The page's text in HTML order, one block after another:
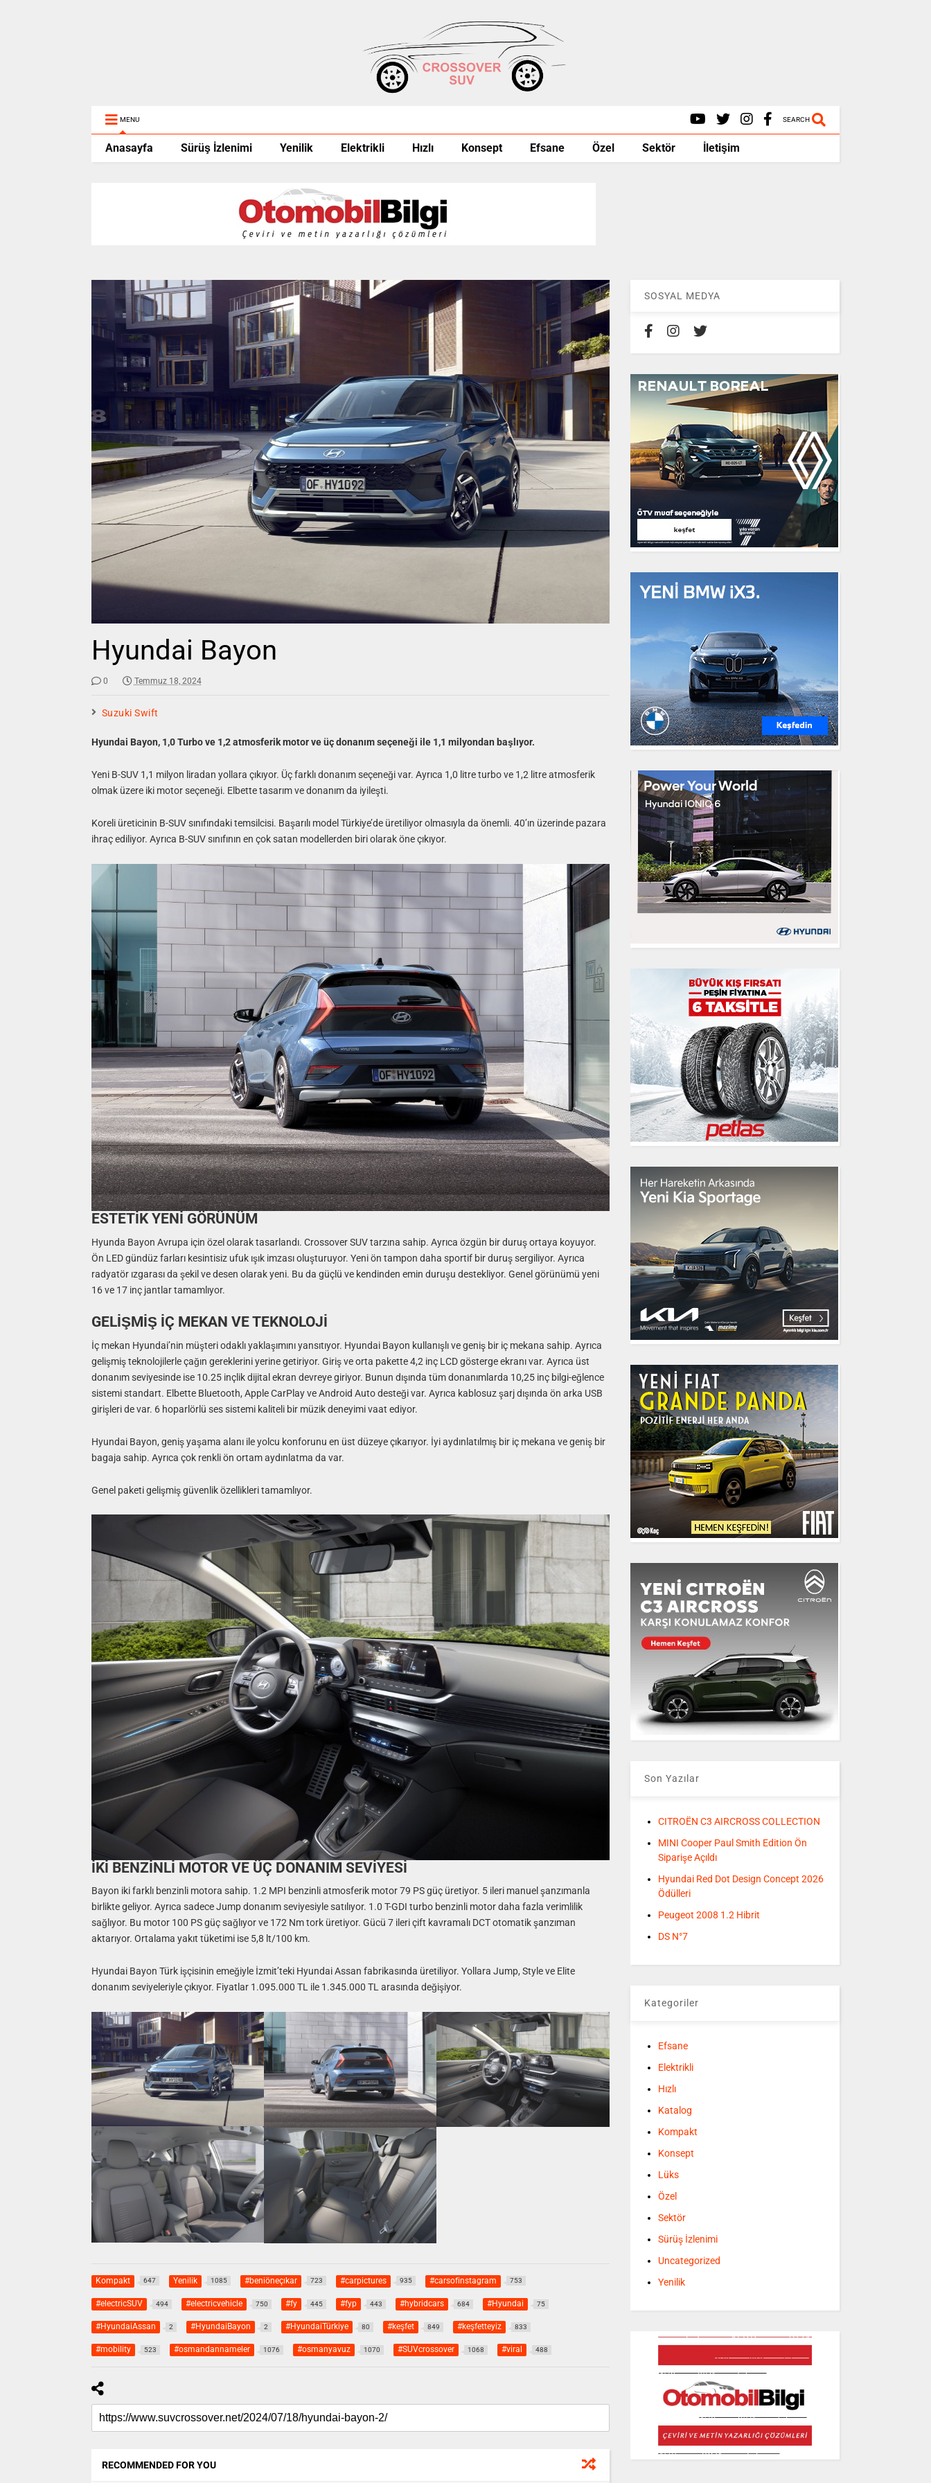
MENU SEARCH
Anasayfa Sürüş İzlenimi Yenilik Elektrikli Hızlı Konsept Efsane Özel Sektör İletişim
Hyundai Bayon
0 Temmuz 18, 2024
Suzuki Swift
Hyundai Bayon, 1,0 Turbo ve 1,2 atmosferik motor ve üç donanım seçeneği ile 1,1 milyondan başlıyor.
Yeni B-SUV 1,1 milyon liradan yollara çıkıyor. Üç farklı donanım seçeneği var. Ayrıca 1,0 litre turbo ve 1,2 litre atmosferik
olmak üzere iki motor seçeneği. Elbette tasarım ve donanım da iyileşti.
Koreli üreticinin B-SUV sınıfındaki temsilcisi. Başarılı model Türkiye’de üretiliyor olmasıyla da önemli. 40’ın üzerinde pazara
ihraç ediliyor. Ayrıca B-SUV sınıfının en çok satan modellerden biri olarak öne çıkıyor.
ESTETİK YENİ GÖRÜNÜM
Hyunda Bayon Avrupa için özel olarak tasarlandı. Crossover SUV tarzına sahip. Ayrıca özgün bir duruş ortaya koyuyor.
Ön LED gündüz farları kesintisiz ufuk ışık imzası oluşturuyor. Yeni ön tampon daha sportif bir duruş sergiliyor. Ayrıca
radyatör ızgarası da şekil ve desen olarak yeni. Bu da güçlü ve kendinden emin duruşu destekliyor. Genel görünümü yeni
16 ve 17 inç jantlar tamamlıyor.
GELİŞMİŞ İÇ MEKAN VE TEKNOLOJİ
İç mekan Hyundai’nin müşteri odaklı yaklaşımını yansıtıyor. Hyundai Bayon kullanışlı ve geniş bir iç mekana sahip. Ayrıca
gelişmiş teknolojilerle çağın gereklerini yerine getiriyor. Giriş ve orta pakette 4,2 inç LCD gösterge ekranı var. Ayrıca üst
donanım seviyesinde ise 10.25 inçlik dijital ekran devreye giriyor. Bunun dışında tüm donanımlarda 10,25 inç bilgi-eğlence
sistemi standart. Elbette Bluetooth, Apple CarPlay ve Android Auto desteği var. Ayrıca kablosuz şarj dışında ön arka USB
girişleri de var. 6 hoparlörlü ses sistemi kaliteli bir müzik deneyimi vaat ediyor.
Hyundai Bayon, geniş yaşama alanı ile yolcu konforunu en üst düzeye çıkarıyor. İyi aydınlatılmış bir iç mekana ve geniş bir
bagaja sahip. Ayrıca çok renkli ön ortam aydınlatma da var.
Genel paketi gelişmiş güvenlik özellikleri tamamlıyor.
İKİ BENZİNLİ MOTOR VE ÜÇ DONANIM SEVİYESİ
Bayon iki farklı benzinli motora sahip. 1.2 MPI benzinli atmosferik motor 79 PS güç üretiyor. 5 ileri manuel şanzımanla
birlikte geliyor. Ayrıca sadece Jump donanım seviyesiyle satılıyor. 1.0 T-GDI turbo benzinli motor daha fazla verimlilik
sağlıyor. Bu motor 100 PS güç sağlıyor ve 172 Nm tork üretiyor. Gücü 7 ileri çift kavramalı DCT otomatik şanzıman
aktarıyor. Ortalama yakıt tüketimi ise 5,8 lt/100 km.
Hyundai Bayon Türk işçisinin emeğiyle İzmit’teki Hyundai Assan fabrikasında üretiliyor. Yollara Jump, Style ve Elite
donanım seviyeleriyle çıkıyor. Fiyatlar 1.095.000 TL ile 1.345.000 TL arasında değişiyor.
Kompakt 647 Yenilik 1085 #beniöneçıkar 723 #carpictures 935 #carsofinstagram 753
#electricSUV 494 #electricvehicle 750 #fy 445 #fyp 443 #hybridcars 684 #Hyundai 75
#HyundaiAssan 2 #HyundaiBayon 2 #HyundaiTürkiye 80 #keşfet 849 #keşfetteyiz 833
#mobility 523 #osmandannameler 1076 #osmanyavuz 1070 #SUVcrossover 1068 #viral 488
RECOMMENDED FOR YOU
SOSYAL MEDYA
Son Yazılar
CITROËN C3 AIRCROSS COLLECTION
MINI Cooper Paul Smith Edition Ön
Siparişe Açıldı
Hyundai Red Dot Design Concept 2026
Ödülleri
Peugeot 2008 1.2 Hibrit
DS N°7
Kategoriler
Efsane
Elektrikli
Hızlı
Katalog
Kompakt
Konsept
Lüks
Özel
Sektör
Sürüş İzlenimi
Uncategorized
Yenilik